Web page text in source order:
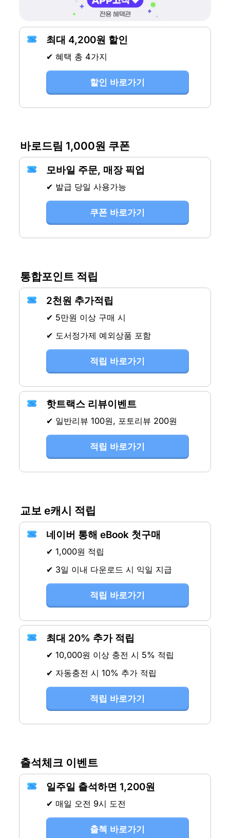
최대 4,200원 할인
✔ 혜택 총 4가지
할인 바로가기
바로드림 1,000원 쿠폰
모바일 주문, 매장 픽업
✔ 발급 당일 사용가능
쿠폰 바로가기
통합포인트 적립
2천원 추가적립
✔ 5만원 이상 구매 시
✔ 도서정가제 예외상품 포함
적립 바로가기
핫트랙스 리뷰이벤트
✔ 일반리뷰 100원, 포토리뷰 200원
적립 바로가기
교보 e캐시 적립
네이버 통해 eBook 첫구매
✔ 1,000원 적립
✔ 3일 이내 다운로드 시 익일 지급
적립 바로가기
최대 20% 추가 적립
✔ 10,000원 이상 충전 시 5% 적립
✔ 자동충전 시 10% 추가 적립
적립 바로가기
출석체크 이벤트
일주일 출석하면 1,200원
✔ 매일 오전 9시 도전
출첵 바로가기